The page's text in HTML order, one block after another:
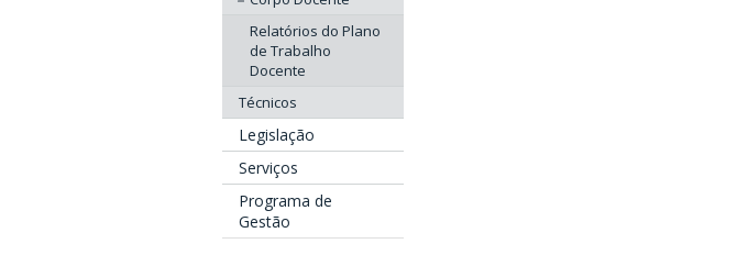
Relatórios do Plano
de Trabalho
Docente
Técnicos
Legislação
Serviços
Programa de
Gestão